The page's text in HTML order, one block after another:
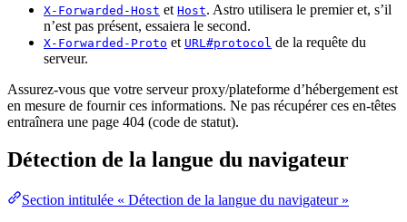
X-Forwarded-Host et Host. Astro utilisera le premier et, s’il
n’est pas présent, essaiera le second.
X-Forwarded-Proto et URL#protocol de la requête du
serveur.
Assurez-vous que votre serveur proxy/plateforme d’hébergement est
en mesure de fournir ces informations. Ne pas récupérer ces en-têtes
entraînera une page 404 (code de statut).
Détection de la langue du navigateur
Section intitulée « Détection de la langue du navigateur »